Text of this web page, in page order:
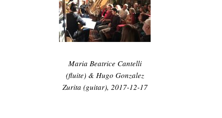
Maria Beatrice Cantelli
(fluite) & Hugo Gonzalez
Zurita (guitar), 2017-12-17